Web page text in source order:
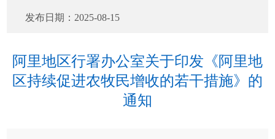
发布日期： 2025-08-15
阿里地区行署办公室关于印发《阿里地
区持续促进农牧民增收的若干措施》的
通知